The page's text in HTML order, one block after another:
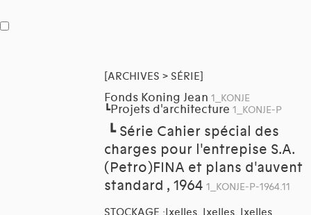
[ARCHIVES > SÉRIE]
Fonds Koning Jean 1_KONJE
┗Projets d'architecture 1_KONJE-P
┗ Série Cahier spécial des
charges pour l'entrepise S.A.
(Petro)FINA et plans d'auvent
standard , 1964 1_KONJE-P-1964.11
STOCKAGE :Ixelles, Ixelles, Ixelles